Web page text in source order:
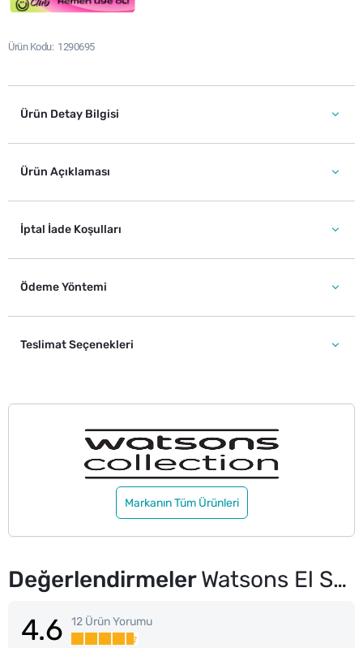
Ürün Kodu 1290695
Ürün Detay Bilgisi
Ürün Açıklaması
İptal İade Koşulları
Ödeme Yöntemi
Teslimat Seçenekleri
Markanın Tüm Ürünleri
DeğerlendirmelerWatsons El Sabunu Bal & Süt 500 ml
4.6 12 Ürün Yorumu